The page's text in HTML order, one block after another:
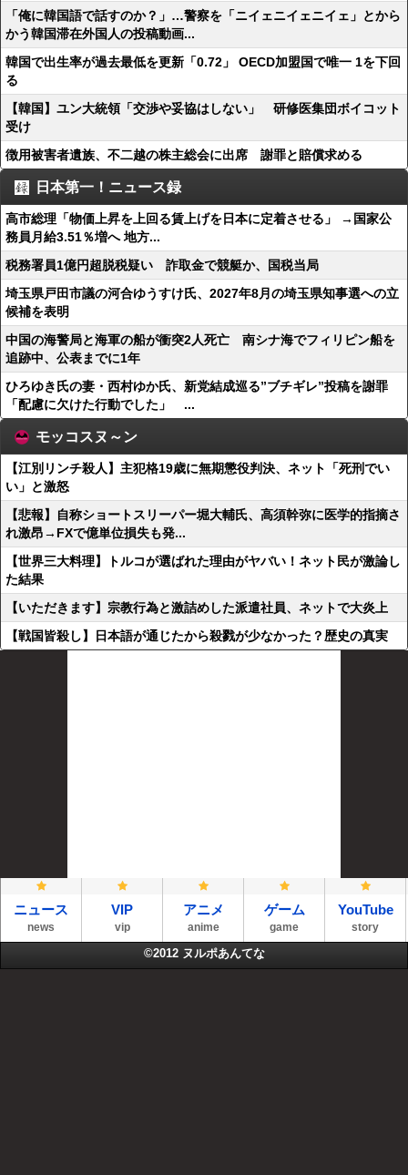
「俺に韓国語で話すのか？」…警察を「ニイェニイェニイェ」とから
かう韓国滞在外国人の投稿動画...
韓国で出生率が過去最低を更新「0.72」 OECD加盟国で唯一 1を下回
る
【韓国】ユン大統領「交渉や妥協はしない」 研修医集団ボイコット
受け
徴用被害者遺族、不二越の株主総会に出席 謝罪と賠償求める
日本第一！ニュース録
高市総理「物価上昇を上回る賃上げを日本に定着させる」 →国家公
務員月給3.51％増へ 地方...
税務署員1億円超脱税疑い 詐取金で競艇か、国税当局
埼玉県戸田市議の河合ゆうすけ氏、2027年8月の埼玉県知事選への立
候補を表明
中国の海警局と海軍の船が衝突2人死亡 南シナ海でフィリピン船を
追跡中、公表までに1年
ひろゆき氏の妻・西村ゆか氏、新党結成巡る”ブチギレ”投稿を謝罪
「配慮に欠けた行動でした」 ...
モッコスヌ～ン
【江別リンチ殺人】主犯格19歳に無期懲役判決、ネット「死刑でい
い」と激怒
【悲報】自称ショートスリーパー堀大輔氏、高須幹弥に医学的指摘さ
れ激昂→FXで億単位損失も発...
【世界三大料理】トルコが選ばれた理由がヤバい！ネット民が激論し
た結果
【いただきます】宗教行為と激詰めした派遣社員、ネットで大炎上
【戦国皆殺し】日本語が通じたから殺戮が少なかった？歴史の真実
ニュース
news
VIP
vip
アニメ
anime
ゲーム
game
YouTube
story
©2012 ヌルポあんてな